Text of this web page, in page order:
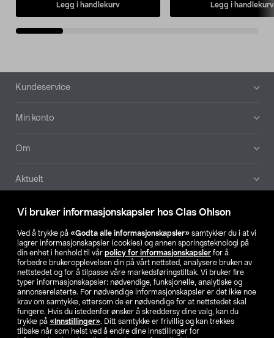
Vi bruker informasjonskapsler hos Clas Ohlson
Ved å trykke på «Godta alle informasjonskapsler» samtykker du i at vi
lagrer informasjonskapsler (cookies) og annen sporingsteknologi på
din enhet i henhold til vår policy for informasjonskapsler for å
forbedre brukeropplevelsen din på vårt nettsted, analysere bruken av
nettstedet og for å tilpasse våre markedsføringstiltak. Vi bruker fire
typer informasjonskapsler: nødvendige, funksjonelle, analytiske og
annonserelaterte. For nødvendige informasjonskapsler er det ikke noe
krav om samtykke, ettersom de er nødvendige for at nettstedet skal
fungere. Hvis du istedenfor ønsker å skreddersy dine valg, kan du
trykke på «Innstillinger». Ditt samtykke er frivillig og kan trekkes
tilbake når som helst ved å endre dine innstillinger for
Legg i handlekurv Legg i handlekurv
Bunntekst
Kundeservice
Min konto
Om
Aktuelt
Våre selskaper
Finn din butikk
SE NO FI